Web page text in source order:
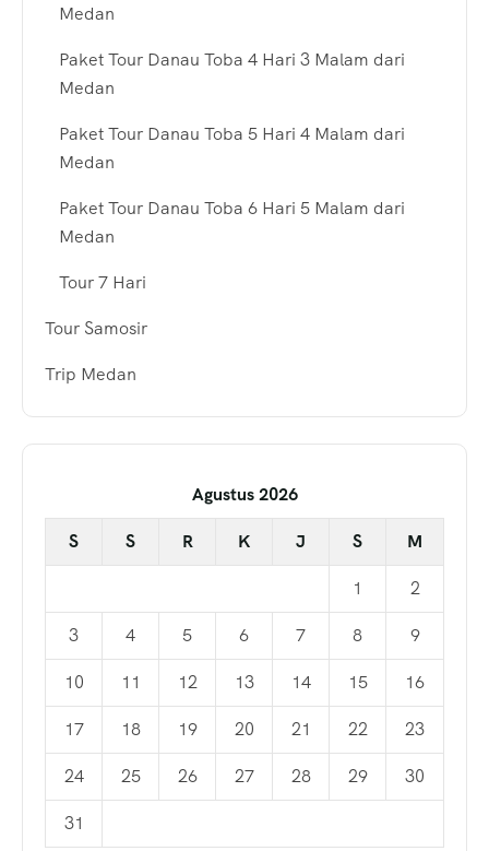
Medan
Paket Tour Danau Toba 4 Hari 3 Malam dari
Medan
Paket Tour Danau Toba 5 Hari 4 Malam dari
Medan
Paket Tour Danau Toba 6 Hari 5 Malam dari
Medan
Tour 7 Hari
Tour Samosir
Trip Medan
Agustus 2026
S S R K J S M
1 2
3 4 5 6 7 8 9
10 11 12 13 14 15 16
17 18 19 20 21 22 23
24 25 26 27 28 29 30
31